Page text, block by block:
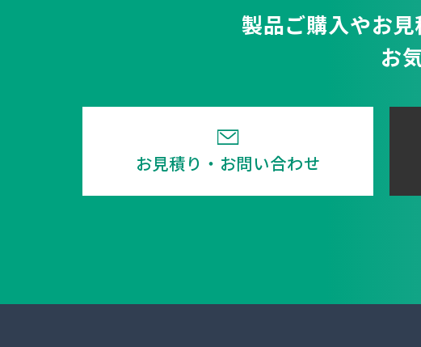
製品ご購入やお見
お
お見積り・お問い合わせ